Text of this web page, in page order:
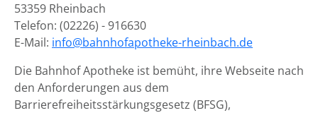
53359 Rheinbach
Telefon: (02226) - 916630
E-Mail: info@bahnhofapotheke-rheinbach.de
Die Bahnhof Apotheke ist bemüht, ihre Webseite nach
den Anforderungen aus dem
Barrierefreiheitsstärkungsgesetz (BFSG),